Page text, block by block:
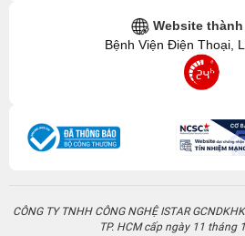
Website
Bệnh Viện Điện Thoại,
CÔNG TY TNHH CÔNG NGHỆ ISTAR
TP. HCM cấp ngày 11 tháng